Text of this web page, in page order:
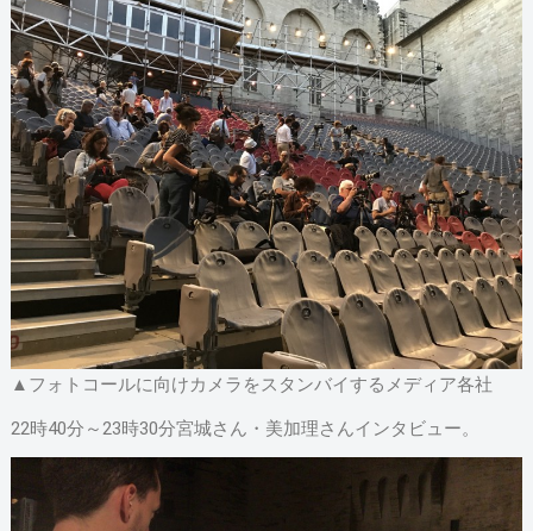
▲フォトコールに向けカメラをスタンバイするメディア各社
22時40分～23時30分宮城さん・美加理さんインタビュー。